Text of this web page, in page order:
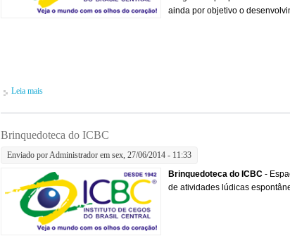
ainda por objetivo o
Leia mais
Brinquedoteca do ICBC
Enviado porAdministrador em sex, 27/06/2014 - 11:33
Brinquedoteca do ICBC -
de atividades lúdicas